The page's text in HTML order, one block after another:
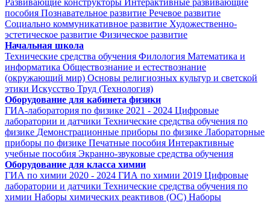
Развивающие конструкторы Интерактивные развивающие
пособия Познавательное развитие Речевое развитие
Социально коммуникативное развитие Художественно-
эстетическое развитие Физическое развитие
Начальная школа
Технические средства обучения Филология Математика и
информатика Обществознание и естествознание
(окружающий мир) Основы религиозных культур и светской
этики Искусство Труд (Технология)
Оборудование для кабинета физики
ГИА-лаборатория по физике 2021 - 2024 Цифровые
лаборатории и датчики Технические средства обучения по
физике Демонстрационные приборы по физике Лабораторные
приборы по физике Печатные пособия Интерактивные
учебные пособия Экранно-звуковые средства обучения
Оборудование для класса химии
ГИА по химии 2020 - 2024 ГИА по химии 2019 Цифровые
лаборатории и датчики Технические средства обучения по
химии Наборы химических реактивов (ОС) Наборы